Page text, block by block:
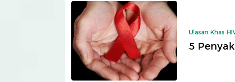
Ulasan Khas
5